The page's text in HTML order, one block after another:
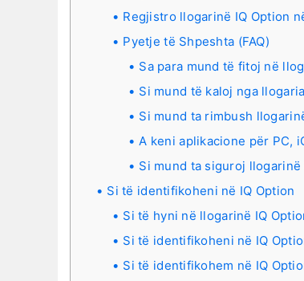
Regjistro llogarinë IQ Option
Pyetje të Shpeshta (FAQ)
Sa para mund të fitoj në
Si mund të kaloj nga
Si mund ta rimbush
A keni aplikacione për PC,
Si mund ta siguroj llogarinë
Si të identifikoheni në IQ Option
Si të hyni në llogarinë IQ
Si të identifikoheni në IQ
Si të identifikohem në IQ